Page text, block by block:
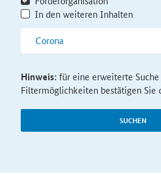
In den weiteren Inhalten
SUCHEN
Hinweis:für eine erweiterte
Filtermöglichkeiten bestätigen Sie